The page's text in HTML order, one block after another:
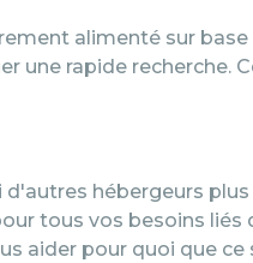
alimenté sur
une rapide recherche.
hébergeurs
tous vos besoins
aider pour quoi que ce